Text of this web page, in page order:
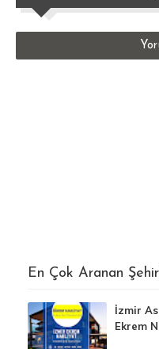
En Çok Aranan
İzmir
Ekrem